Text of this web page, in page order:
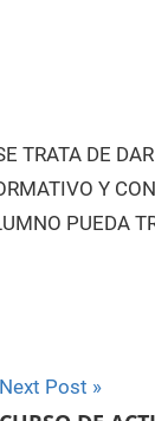
TRATA DE
Y
PUEDA
Next Post